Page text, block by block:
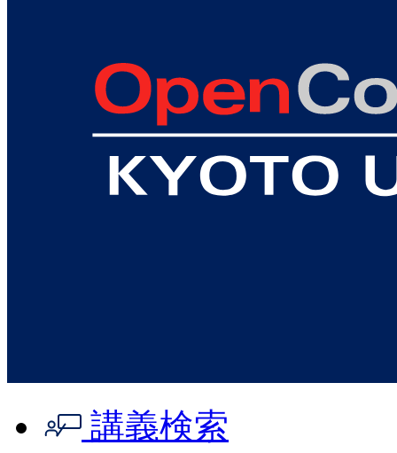
講義検索